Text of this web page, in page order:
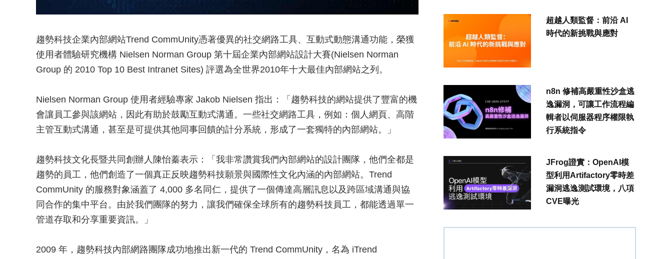
趨勢科技企業內部網站Trend CommUnity憑著優異的社交網路工具、互動式動態溝通功能，榮獲
使用者體驗研究機構 Nielsen Norman Group 第十屆企業內部網站設計大賽(Nielsen Norman
Group 的 2010 Top 10 Best Intranet Sites) 評選為全世界2010年十大最佳內部網站之列。
Nielsen Norman Group 使用者經驗專家 Jakob Nielsen 指出：「趨勢科技的網站提供了豐富的機
會讓員工參與該網站，因此有助於鼓勵互動式溝通。一些社交網路工具，例如：個人網頁、高階
主管互動式溝通，甚至是可提供其他同事回饋的計分系統，形成了一套獨特的內部網站。」
趨勢科技文化長暨共同創辦人陳怡蓁表示：「我非常讚賞我們內部網站的設計團隊，他們全都是
趨勢的員工，他們創造了一個真正反映趨勢科技願景與國際性文化內涵的內部網站。Trend
CommUnity 的服務對象涵蓋了 4,000 多名同仁，提供了一個傳達高層訊息以及跨區域溝通與協
同合作的集中平台。由於我們團隊的努力，讓我們確保全球所有的趨勢科技員工，都能透過單一
管道存取和分享重要資訊。」
2009 年，趨勢科技內部網路團隊成功地推出新一代的 Trend CommUnity，名為 iTrend
超越人類監督：前沿 AI
時代的新挑戰與應對
n8n 修補高嚴重性沙盒逃
逸漏洞，可讓工作流程編
輯者以伺服器程序權限執
行系統指令
JFrog證實：OpenAI模
型利用Artifactory零時差
漏洞逃逸測試環境，八項
CVE曝光